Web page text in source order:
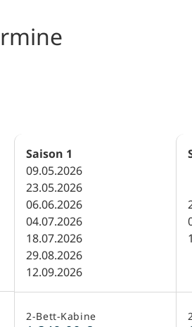
Saison 1
09.05.2026
23.05.2026
06.06.2026
04.07.2026
18.07.2026
29.08.2026
12.09.2026
2-Bett-Kabine